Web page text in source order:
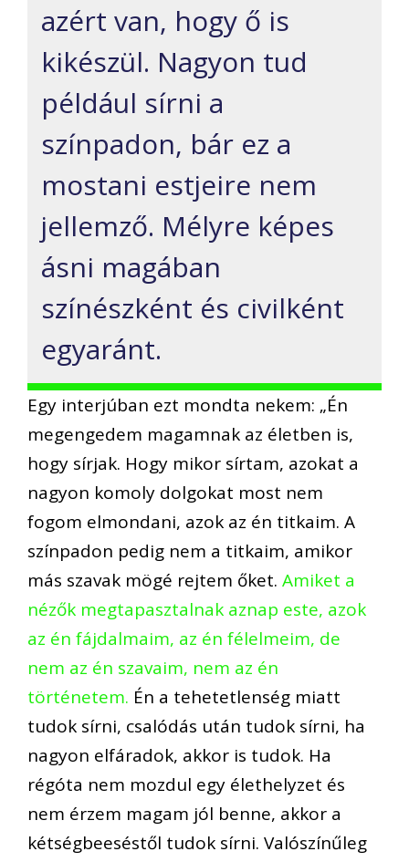
azért van, hogy ő is
kikészül. Nagyon tud
például sírni a
színpadon, bár ez a
mostani estjeire nem
jellemző. Mélyre képes
ásni magában
színészként és civilként
egyaránt.
Egy interjúban ezt mondta nekem: „Én
megengedem magamnak az életben is,
hogy sírjak. Hogy mikor sírtam, azokat a
nagyon komoly dolgokat most nem
fogom elmondani, azok az én titkaim. A
színpadon pedig nem a titkaim, amikor
más szavak mögé rejtem őket. Amiket a
nézők megtapasztalnak aznap este, azok
az én fájdalmaim, az én félelmeim, de
nem az én szavaim, nem az én
történetem. Én a tehetetlenség miatt
tudok sírni, csalódás után tudok sírni, ha
nagyon elfáradok, akkor is tudok. Ha
régóta nem mozdul egy élethelyzet és
nem érzem magam jól benne, akkor a
kétségbeeséstől tudok sírni. Valószínűleg